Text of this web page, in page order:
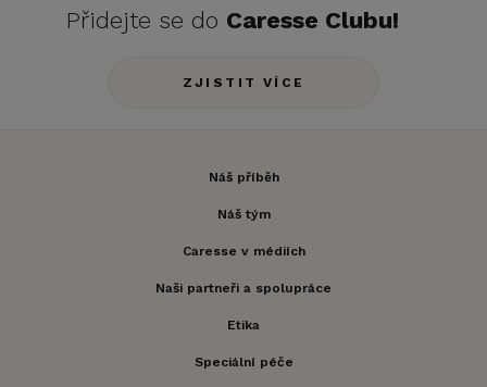
Přidejte se do Caresse Clubu!
ZJISTIT VÍCE
Náš příběh
Náš tým
Caresse v médiích
Naši partneři a spolupráce
Etika
Speciální péče